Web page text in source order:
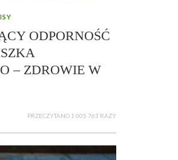
ODPORNOŚĆ
– ZDROWIE W
PRZECZYTANO 1 005 763 RAZY